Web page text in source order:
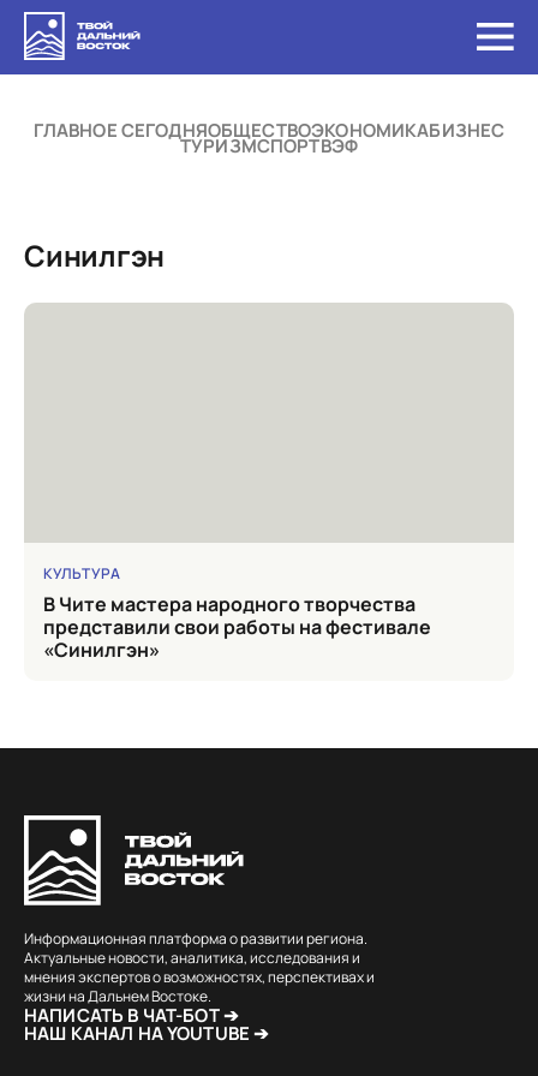
ГЛАВНОЕ СЕГОДНЯОБЩЕСТВОЭКОНОМИКАБИЗНЕС
ТУРИЗМСПОРТВЭФ
Синилгэн
КУЛЬТУРА
в Чите мастера народного творчества
представили свои работы на фестивале
«Синилгэн»
Информационная платформа о развитии региона.
Актуальные новости, аналитика, исследования и
мнения экспертов о возможностях, перспективах и
жизни на Дальнем Востоке.
НАПИСАТЬ В ЧАТ-БОТ ➔
НАШ КАНАЛ НА YOUTUBE ➔